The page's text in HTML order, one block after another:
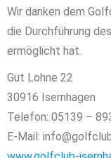
Wir danken dem
die Durchführung
ermöglicht hat.
Gut Lohne 22
30916 Isernhagen
Telefon: 05139 –
E-Mail: